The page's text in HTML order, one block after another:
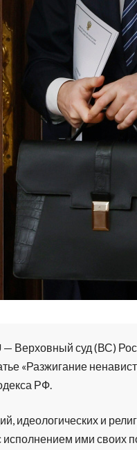
Верховный суд (ВС)
«Разжигание
РФ.
идеологических и
исполнением ими своих